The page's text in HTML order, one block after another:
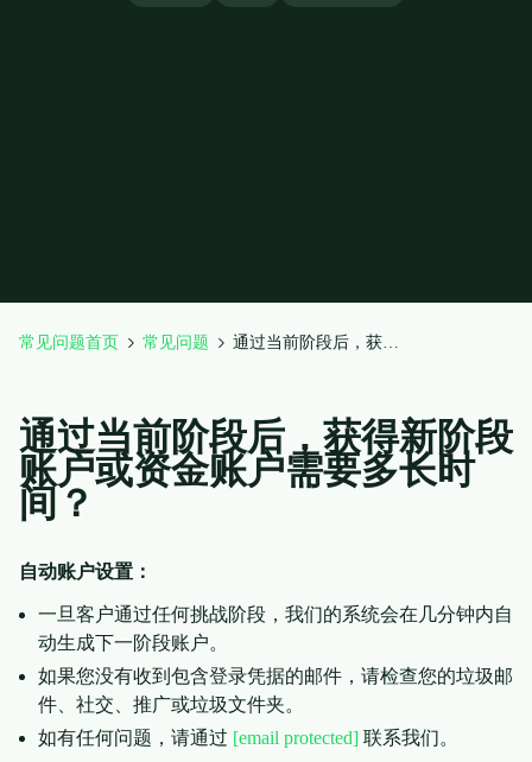
常见问题首页 常见问题 通过当前阶段后，获得新阶段账户或资金账户需要多长时间？
通过当前阶段后，获得新阶段
账户或资金账户需要多长时
间？
自动账户设置：
一旦客户通过任何挑战阶段，我们的系统会在几分钟内自
动生成下一阶段账户。
如果您没有收到包含登录凭据的邮件，请检查您的垃圾邮
件、社交、推广或垃圾文件夹。
如有任何问题，请通过 [email protected] 联系我们。